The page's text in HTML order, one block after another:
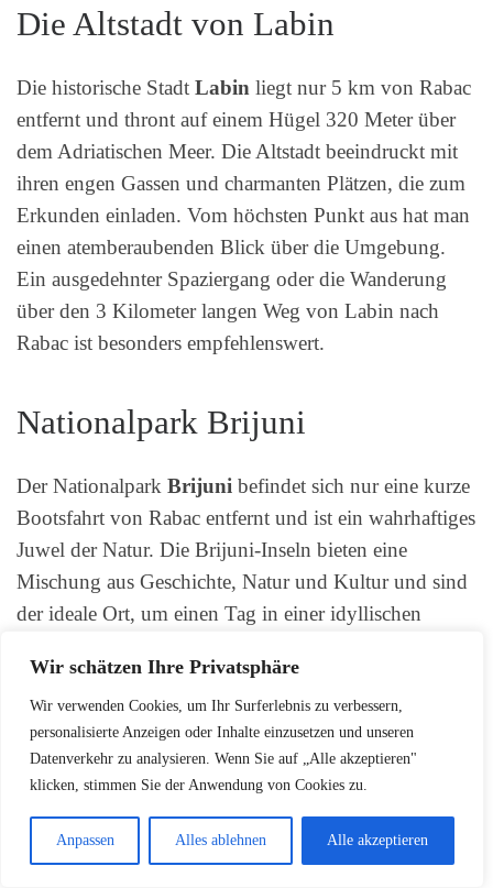
Wir schätzen Ihre Privatsphäre
Wir verwenden Cookies, um Ihr Surferlebnis zu verbessern,
personalisierte Anzeigen oder Inhalte einzusetzen und unseren
Datenverkehr zu analysieren. Wenn Sie auf „Alle akzeptieren"
klicken, stimmen Sie der Anwendung von Cookies zu.
Anpassen Alles ablehnen Alle akzeptieren
Die Altstadt von Labin
Die historische Stadt Labin liegt nur 5 km von Rabac
entfernt und thront auf einem Hügel 320 Meter über
dem Adriatischen Meer. Die Altstadt beeindruckt mit
ihren engen Gassen und charmanten Plätzen, die zum
Erkunden einladen. Vom höchsten Punkt aus hat man
einen atemberaubenden Blick über die Umgebung.
Ein ausgedehnter Spaziergang oder die Wanderung
über den 3 Kilometer langen Weg von Labin nach
Rabac ist besonders empfehlenswert.
Nationalpark Brijuni
Der Nationalpark Brijuni befindet sich nur eine kurze
Bootsfahrt von Rabac entfernt und ist ein wahrhaftiges
Juwel der Natur. Die Brijuni-Inseln bieten eine
Mischung aus Geschichte, Natur und Kultur und sind
der ideale Ort, um einen Tag in einer idyllischen
beherbergt eine Vielzahl von Tieren und Pflanzen und
wird sowohl Kindern als auch Erwachsenen
unvergessliche Erlebnisse bieten.
Besondere Strände rund um
Rabac